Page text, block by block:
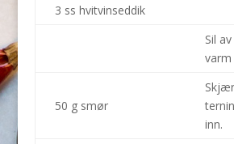
3 ss hvitvinseddik
Sil
varm
50 g smør
inn.